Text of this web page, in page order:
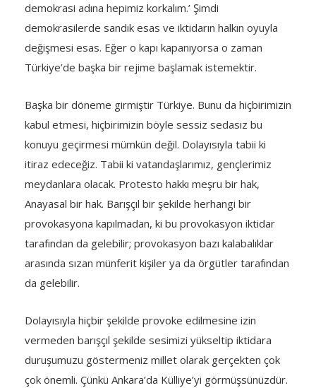
demokrasi adına hepimiz korkalım.’ Şimdi
demokrasilerde sandık esas ve iktidarın halkın oyuyla
değişmesi esas. Eğer o kapı kapanıyorsa o zaman
Türkiye’de başka bir rejime başlamak istemektir.
Başka bir döneme girmiştir Türkiye. Bunu da hiçbirimizin
kabul etmesi, hiçbirimizin böyle sessiz sedasız bu
konuyu geçirmesi mümkün değil. Dolayısıyla tabii ki
itiraz edeceğiz. Tabii ki vatandaşlarımız, gençlerimiz
meydanlara olacak. Protesto hakkı meşru bir hak,
Anayasal bir hak. Barışçıl bir şekilde herhangi bir
provokasyona kapılmadan, ki bu provokasyon iktidar
tarafından da gelebilir; provokasyon bazı kalabalıklar
arasında sızan münferit kişiler ya da örgütler tarafından
da gelebilir.
Dolayısıyla hiçbir şekilde provoke edilmesine izin
vermeden barışçıl şekilde sesimizi yükseltip iktidara
duruşumuzu göstermeniz millet olarak gerçekten çok
çok önemli. Çünkü Ankara’da Külliye’yi görmüşsünüzdür.